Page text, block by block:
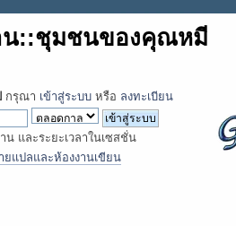
น::ชุมชนของคุณหมี
กรุณา เข้าสู่ระบบ หรือ ลงทะเบียน
และระยะเวลาในเซสชั่น
แปลและห้องงานเขียน